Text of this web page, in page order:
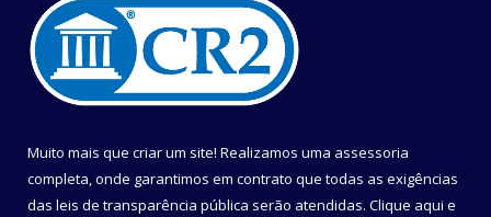
Muito mais que criar um site! Realizamos uma assessoria
completa, onde garantimos em contrato que todas as exigências
das leis de transparência pública serão atendidas. Clique aqui e